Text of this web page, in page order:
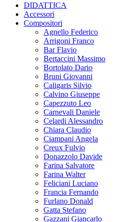
DIDATTICA
Accessori
Compositori
Agnello Federico
Arrigoni Franco
Bar Flavio
Bertaccini Massimo
Bortolato Dario
Bruni Giovanni
Caligaris Silvio
Calvino Giuseppe
Capezzuto Leo
Carnevali Daniele
Celardi Alessandro
Chiara Claudio
Ciampani Angela
Creux Fulvio
Donazzolo Davide
Farina Salvatore
Farina Walter
Feliciani Luciano
Francia Fernando
Furlano Donald
Gatta Stefano
Gazzani Giancarlo